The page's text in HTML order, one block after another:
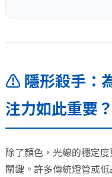
⚠️ 隱形殺手：
注力如此重要？
除了顏色，光線的穩定
關鍵。許多傳統燈管或